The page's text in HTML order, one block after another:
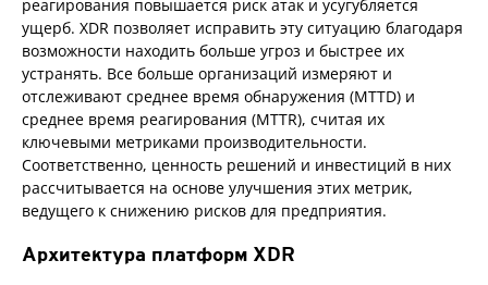
реагирования повышается риск атак и усугубляется
ущерб. XDR позволяет исправить эту ситуацию благодаря
возможности находить больше угроз и быстрее их
устранять. Все больше организаций измеряют и
отслеживают среднее время обнаружения (MTTD) и
среднее время реагирования (MTTR), считая их
ключевыми метриками производительности.
Соответственно, ценность решений и инвестиций в них
рассчитывается на основе улучшения этих метрик,
ведущего к снижению рисков для предприятия.
Архитектура платформ XDR